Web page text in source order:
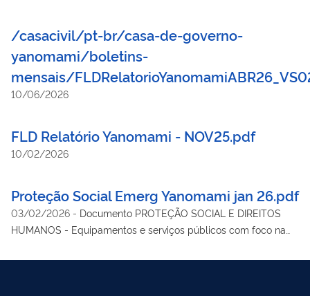
/casacivil/pt-br/casa-de-governo-
yanomami/boletins-
mensais/
10/06/2026
FLD Relatório Yanomami - NOV25.pdf
10/02/2026
Proteção Social Emerg Yanomami jan 26.pdf
03/02/2026 - Documento PROTEÇÃO SOCIAL E DIREITOS
HUMANOS - Equipamentos e serviços públicos com foco na
Yanomami